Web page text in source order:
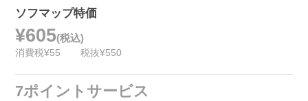
ソフマップ特価
¥605(税込)
消費税¥55 税抜¥550
7ポイントサービス